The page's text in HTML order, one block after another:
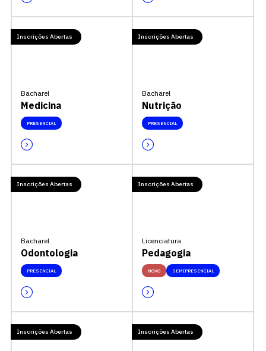
Inscrições Abertas
Bacharel
Medicina
PRESENCIAL
Inscrições Abertas
Bacharel
Nutrição
PRESENCIAL
Inscrições Abertas
Bacharel
Odontologia
PRESENCIAL
Inscrições Abertas
Licenciatura
Pedagogia
NOVO SEMIPRESENCIAL
Inscrições Abertas Inscrições Abertas